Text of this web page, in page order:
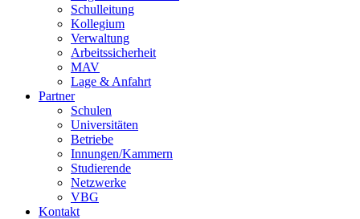
Schulleitung
Kollegium
Verwaltung
Arbeitssicherheit
MAV
Lage & Anfahrt
Partner
Schulen
Universitäten
Betriebe
Innungen/Kammern
Studierende
Netzwerke
VBG
Kontakt